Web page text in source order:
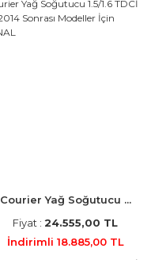
Courier Yağ Soğutucu ...
Fiyat : 24.555,00 TL
İndirimli 18.885,00 TL